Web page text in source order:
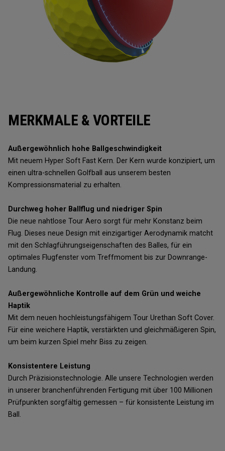
MERKMALE & VORTEILE
Außergewöhnlich hohe Ballgeschwindigkeit
Mit neuem Hyper Soft Fast Kern. Der Kern wurde konzipiert, um
einen ultra-schnellen Golfball aus unserem besten
Kompressionsmaterial zu erhalten.
Durchweg hoher Ballflug und niedriger Spin
Die neue nahtlose Tour Aero sorgt für mehr Konstanz beim
Flug. Dieses neue Design mit einzigartiger Aerodynamik matcht
mit den Schlagführungseigenschaften des Balles, für ein
optimales Flugfenster vom Treffmoment bis zur Downrange-
Landung.
Außergewöhnliche Kontrolle auf dem Grün und weiche
Haptik
Mit dem neuen hochleistungsfähigem Tour Urethan Soft Cover.
Für eine weichere Haptik, verstärkten und gleichmäßigeren Spin,
um beim kurzen Spiel mehr Biss zu zeigen.
Konsistentere Leistung
Durch Präzisionstechnologie. Alle unsere Technologien werden
in unserer branchenführenden Fertigung mit über 100 Millionen
Prüfpunkten sorgfältig gemessen – für konsistente Leistung im
Ball.